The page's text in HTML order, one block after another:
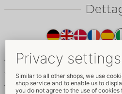
prodotto
Riobody con maniche lunghe e
Realizzato interamente in
Taglio extra alto sulle gambe